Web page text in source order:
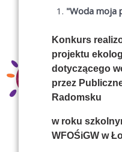
"Woda moja
Konkurs
projektu
dotyczącego
przez
Radomsku
w roku
WFOŚiGW w